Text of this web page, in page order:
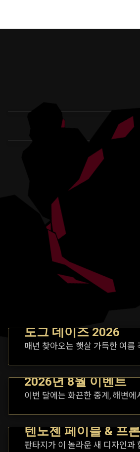
도그 데이즈 2026
매년 찾아오는 햇살 가득한 여름
2026년 8월 이벤트
이번 달에는 화끈한 중계, 해변
텐노젠 페이블 & 프
판타지가 이 놀라운 새 디자인과